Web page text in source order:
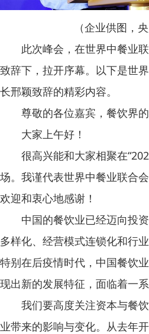
（企业供图，
此次峰会，在世界中餐业
致辞下，拉开序幕。以下是世
长邢颖致辞的精彩内容。
尊敬的各位嘉宾，餐饮界的
大家上午好！
很高兴能和大家相聚在
场。我谨代表世界中餐业联合
欢迎和衷心地感谢！
中国的餐饮业已经迈向投
多样化、经营模式连锁化和行
特别在后疫情时代，中国餐饮
现出新的发展特征，面临着一
我们要高度关注资本与餐
业带来的影响与变化。从去年